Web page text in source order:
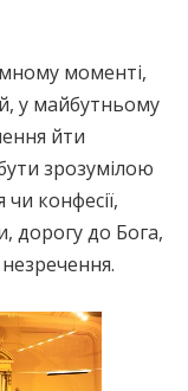
моменті,
у майбутньому
йти
зрозумілою
конфесії,
дорогу до Бога,
незречення.